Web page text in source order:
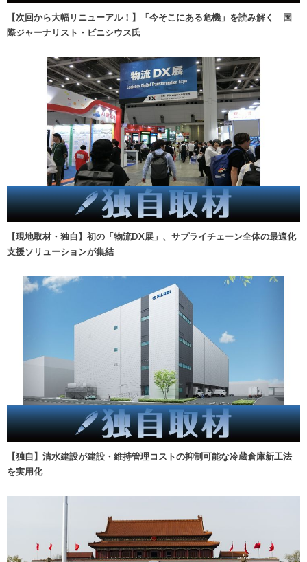
【次回から大幅リニューアル！】「今そこにある危機」を読み解く 国
際ジャーナリスト・ビニシウス氏
【現地取材・独自】初の「物流DX展」、サプライチェーン全体の最適化
支援ソリューションが集結
【独自】清水建設が建設・維持管理コストの抑制可能な冷蔵倉庫新工法
を実用化